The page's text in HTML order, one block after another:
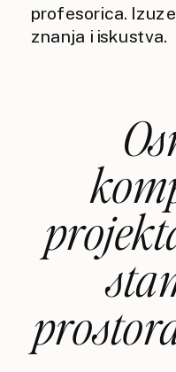
profesorica.
znanja i iskustva.